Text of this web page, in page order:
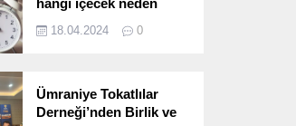
hangi içecek neden
18.04.2024 0
Ümraniye Tokatlılar
Derneği’nden Birlik ve